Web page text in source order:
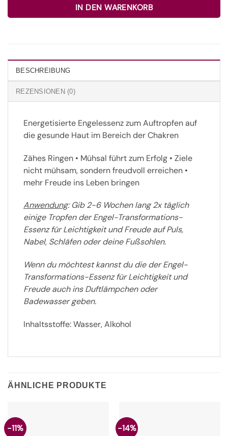
IN DEN WARENKORB
BESCHREIBUNG
REZENSIONEN (0)
Energetisierte Engelessenz zum Auftropfen auf
die gesunde Haut im Bereich der Chakren
Zähes Ringen • Mühsal führt zum Erfolg • Ziele
nicht mühsam, sondern freudvoll erreichen •
mehr Freude ins Leben bringen
Anwendung: Gib 2-6 Wochen lang 2x täglich
einige Tropfen der Engel-Transformations-
Essenz für Leichtigkeit und Freude auf Puls,
Nabel, Schläfen oder deine Fußsohlen.
Wenn du möchtest kannst du die der Engel-
Transformations-Essenz für Leichtigkeit und
Freude auch ins Duftlämpchen oder
Badewasser geben.
Inhaltsstoffe: Wasser, Alkohol
ÄHNLICHE PRODUKTE
-11% -14%